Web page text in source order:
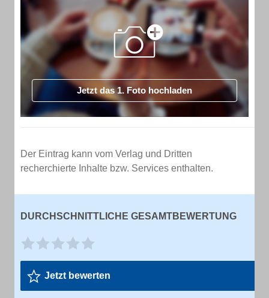
Jetzt das 1. Foto hochladen
Der Eintrag kann vom Verlag und Dritten
recherchierte Inhalte bzw. Services enthalten.
DURCHSCHNITTLICHE GESAMTBEWERTUNG
Jetzt bewerten